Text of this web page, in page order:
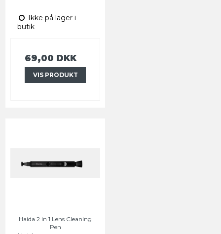
Ikke på lager i
butik
69,00 DKK
VIS PRODUKT
Haida 2 in 1 Lens Cleaning
Pen